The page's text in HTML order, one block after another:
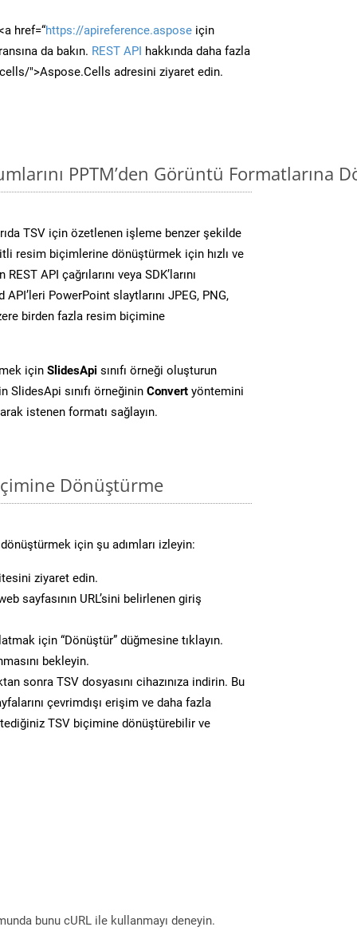
href=“https://apireference.aspose için
da bakın. REST API hakkında daha fazla
">Aspose.Cells adresini ziyaret edin.
PPTM’den Görüntü Formatlarına
TSV için özetlenen işleme benzer şekilde
resim biçimlerine dönüştürmek için hızlı ve
API çağrılarını veya SDK’larını
PowerPoint slaytlarını JPEG, PNG,
birden fazla resim biçimine
için SlidesApi sınıfı örneği oluşturun
SlidesApi sınıfı örneğinin Convert yöntemini
istenen formatı sağlayın.
Dönüştürme
için şu adımları izleyin:
ziyaret edin.
sayfasının URL’sini belirlenen giriş
için “Dönüştür” düğmesine tıklayın.
bekleyin.
sonra TSV dosyasını cihazınıza indirin. Bu
çevrimdışı erişim ve daha fazla
TSV biçimine dönüştürebilir ve
bunu cURL ile kullanmayı deneyin.